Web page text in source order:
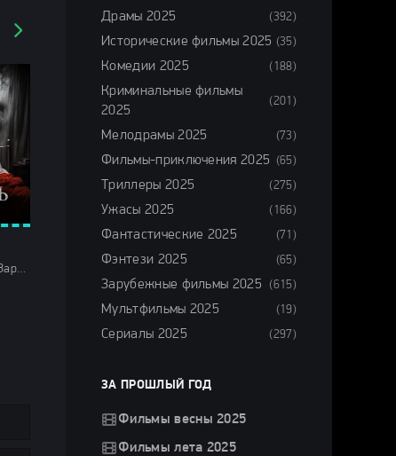
Ужасы 2024 / Зарубежные фильмы 2024 / Фильмы осени 2024 / Последние фильмы 2024 / Новинки кино 2024 / Фильмы 2024 / Смотреть фильмы онлайн
Драмы 2025 (392)
Исторические фильмы 2025 (35)
Комедии 2025 (188)
Криминальные фильмы
2025
(201)
Мелодрамы 2025 (73)
Фильмы-приключения 2025 (65)
Триллеры 2025 (275)
Ужасы 2025 (166)
Фантастические 2025 (71)
Фэнтези 2025 (65)
Зарубежные фильмы 2025 (615)
Мультфильмы 2025 (19)
Сериалы 2025 (297)
ЗА ПРОШЛЫЙ ГОД
Фильмы весны 2025
Фильмы лета 2025